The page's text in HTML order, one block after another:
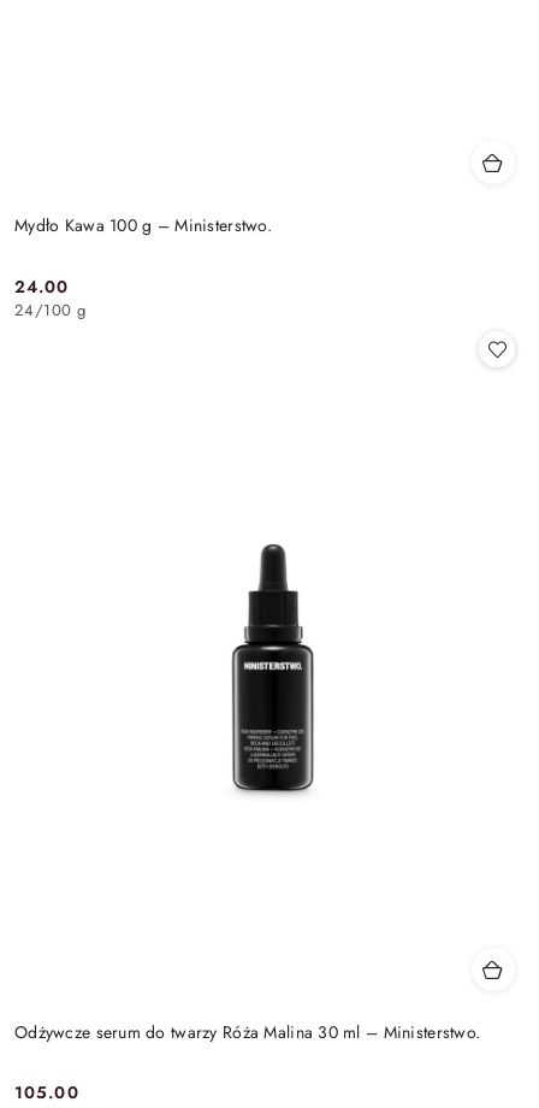
Mydło Kawa 100 g – Ministerstwo.
Cena:
24.00
24/100 g
Odżywcze serum do twarzy Róża Malina 30 ml – Ministerstwo.
105.00